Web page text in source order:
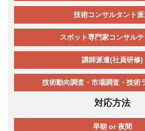
技術コンサルタント
スポット専門家コンサル
講師派遣(社員研修)
技術動向調査・市場調査・技術
対応方法
早朝 or 夜間